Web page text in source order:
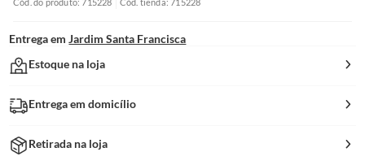
Entrega em Jardim Santa Francisca
Estoque na loja
Entrega em domicílio
Retirada na loja